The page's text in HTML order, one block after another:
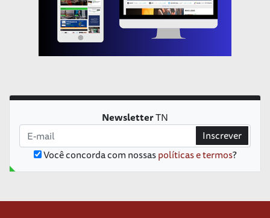
NewsletterTN
Você concorda com nossaspolíticas e termos?
Inscrever